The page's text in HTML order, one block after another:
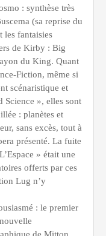
: synthèse très
(sa reprise du
les fantaisies
de Kirby : Big
du King. Quant
Fiction, même si
scénaristique et
Science », elles sont
: planètes et
sans excès, tout à
présenté. La fuite
» était une
offerts par ces
Lug n’y
: le premier